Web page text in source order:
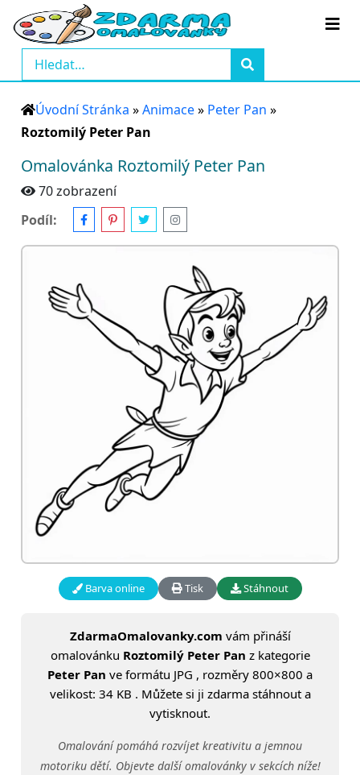
Úvodní Stránka »Animace» Peter Pan »
Roztomilý Peter Pan
Omalovánka Roztomilý Peter Pan
70 zobrazení
Podíl:
Barva online Tisk Stáhnout
ZdarmaOmalovanky.com vám přináší
omalovánku Roztomilý Peter Pan z kategorie
Peter Pan ve formátu JPG , rozměry 800×800 a
velikost: 34 KB . Můžete si ji zdarma stáhnout a
vytisknout.
Omalování pomáhá rozvíjet kreativitu a jemnou
motoriku dětí. Objevte další omalovánky v sekcích níže!